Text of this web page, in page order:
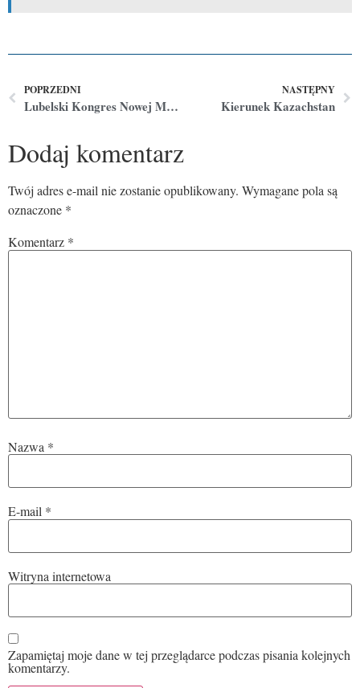
POPRZEDNI
Lubelski Kongres Nowej Mobilności
NASTĘPNY
Kierunek Kazachstan
Dodaj komentarz
Twój adres e-mail nie zostanie opublikowany. Wymagane pola są
oznaczone *
Komentarz *
Nazwa *
E-mail *
Witryna internetowa
Zapamiętaj moje dane w tej przeglądarce podczas pisania kolejnych
komentarzy.